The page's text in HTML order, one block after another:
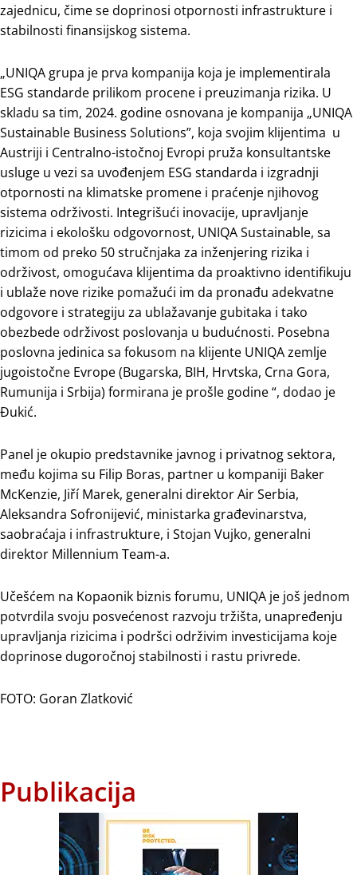
zajednicu, čime se doprinosi otpornosti infrastrukture i
stabilnosti finansijskog sistema.
„UNIQA grupa je prva kompanija koja je implementirala
ESG standarde prilikom procene i preuzimanja rizika. U
skladu sa tim, 2024. godine osnovana je kompanija „UNIQA
Sustainable Business Solutions”, koja svojim klijentima u
Austriji i Centralno-istočnoj Evropi pruža konsultantske
usluge u vezi sa uvođenjem ESG standarda i izgradnji
otpornosti na klimatske promene i praćenje njihovog
sistema održivosti. Integrišući inovacije, upravljanje
rizicima i ekološku odgovornost, UNIQA Sustainable, sa
timom od preko 50 stručnjaka za inženjering rizika i
održivost, omogućava klijentima da proaktivno identifikuju
i ublaže nove rizike pomažući im da pronađu adekvatne
odgovore i strategiju za ublažavanje gubitaka i tako
obezbede održivost poslovanja u budućnosti. Posebna
poslovna jedinica sa fokusom na klijente UNIQA zemlje
jugoistočne Evrope (Bugarska, BIH, Hrvtska, Crna Gora,
Rumunija i Srbija) formirana je prošle godine “, dodao je
Đukić.
Panel je okupio predstavnike javnog i privatnog sektora,
među kojima su Filip Boras, partner u kompaniji Baker
McKenzie, Jiří Marek, generalni direktor Air Serbia,
Aleksandra Sofronijević, ministarka građevinarstva,
saobraćaja i infrastrukture, i Stojan Vujko, generalni
direktor Millennium Team-a.
Učešćem na Kopaonik biznis forumu, UNIQA je još jednom
potvrdila svoju posvećenost razvoju tržišta, unapređenju
upravljanja rizicima i podršci održivim investicijama koje
doprinose dugoročnoj stabilnosti i rastu privrede.
FOTO: Goran Zlatković
Publikacija